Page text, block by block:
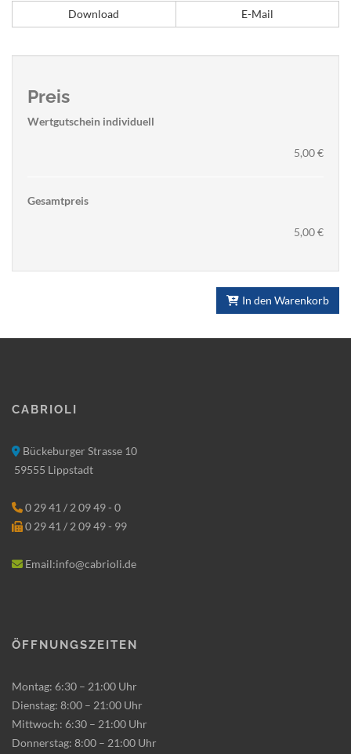
Download E-Mail
Preis
Wertgutschein individuell
5,00 €
Gesamtpreis
5,00 €
In den Warenkorb
Cabrioli
Bückeburger Strasse 10
59555 Lippstadt
0 29 41 / 2 09 49 - 0
0 29 41 / 2 09 49 - 99
Email:info@cabrioli.de
Öffnungszeiten
Montag: 6:30 – 21:00 Uhr
Dienstag: 8:00 – 21:00 Uhr
Mittwoch: 6:30 – 21:00 Uhr
Donnerstag: 8:00 – 21:00 Uhr